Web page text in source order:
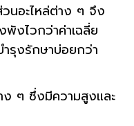
นอะไหล่ต่าง ๆ จึง
งไวกว่าค่าเฉลี่ย
รุงรักษาบ่อยกว่า
ๆ ซึ่งมีความสูงและ